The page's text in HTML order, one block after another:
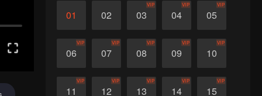
01 02 03
VIP
04
VIP
05
VIP
06
VIP
07
VIP
08
VIP
09
VIP
10
VIP
11
VIP
12
VIP
13
VIP
14
VIP
15
VIP